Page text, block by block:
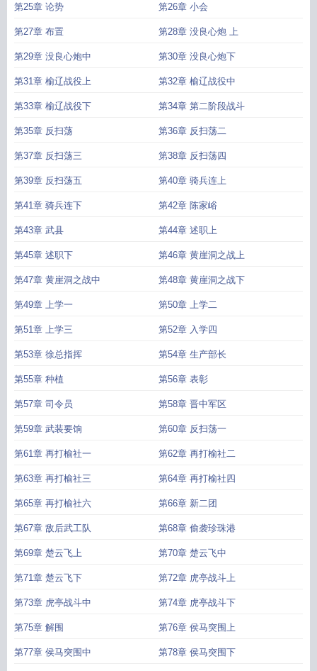
第25章 论势 第26章 小会
第27章 布置 第28章 没良心炮 上
第29章 没良心炮中 第30章 没良心炮下
第31章 榆辽战役上 第32章 榆辽战役中
第33章 榆辽战役下 第34章 第二阶段战斗
第35章 反扫荡 第36章 反扫荡二
第37章 反扫荡三 第38章 反扫荡四
第39章 反扫荡五 第40章 骑兵连上
第41章 骑兵连下 第42章 陈家峪
第43章 武县 第44章 述职上
第45章 述职下 第46章 黄崖洞之战上
第47章 黄崖洞之战中 第48章 黄崖洞之战下
第49章 上学一 第50章 上学二
第51章 上学三 第52章 入学四
第53章 徐总指挥 第54章 生产部长
第55章 种植 第56章 表彰
第57章 司令员 第58章 晋中军区
第59章 武装要饷 第60章 反扫荡一
第61章 再打榆社一 第62章 再打榆社二
第63章 再打榆社三 第64章 再打榆社四
第65章 再打榆社六 第66章 新二团
第67章 敌后武工队 第68章 偷袭珍珠港
第69章 楚云飞上 第70章 楚云飞中
第71章 楚云飞下 第72章 虎亭战斗上
第73章 虎亭战斗中 第74章 虎亭战斗下
第75章 解围 第76章 侯马突围上
第77章 侯马突围中 第78章 侯马突围下